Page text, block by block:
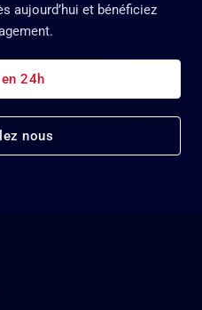
aujourd’hui et bénéficiez
24h
nous